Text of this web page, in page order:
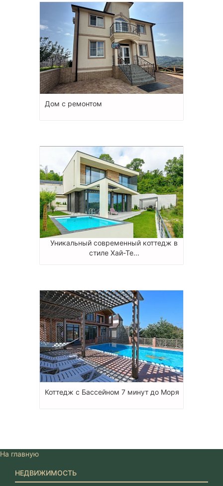
Дом с ремонтом
Уникальный современный коттедж в
стиле Хай-Те...
Коттедж с Бассейном 7 минут до Моря
На главную
НЕДВИЖИМОСТЬ